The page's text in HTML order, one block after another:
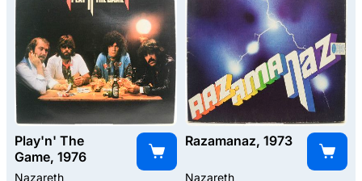
Play'n' The
Game, 1976
Nazareth
Razamanaz, 1973
Nazareth